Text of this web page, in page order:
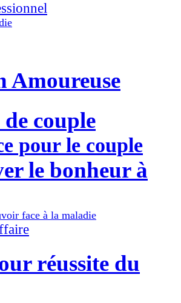
Amoureuse
couple
pour le couple
le bonheur à
face à la maladie
réussite du